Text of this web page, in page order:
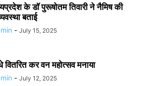
के डॉ पुरूषोतम तिवारी ने नैमिष की
बताई
- July 15, 2025
वितरित कर वन महोत्सव मनाया
- July 12, 2025